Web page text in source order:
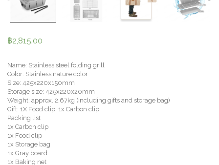
฿2,815.00
Name: Stainless steel folding grill
Color: Stainless nature color
Size: 425x220x150mm
Storage size: 425x220x20mm
Weight: approx. 2.67kg (including gifts and storage bag)
Gift: 1X Food clip, 1x Carbon clip
Packing list
1x Carbon clip
1x Food clip
1x Storage bag
1x Gray board
1x Baking net